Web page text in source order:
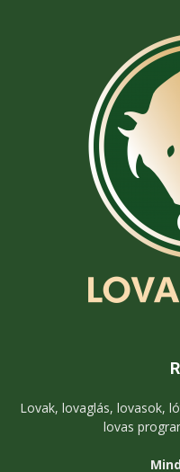
Lovak, lovaglás, lovasok,
lovas